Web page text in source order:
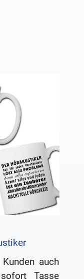
auch
Tasse